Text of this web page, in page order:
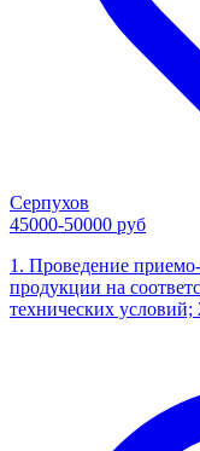
Серпухов
45000-50000 руб
1. Проведение
продукции на
технических